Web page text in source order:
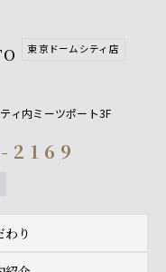
東京ドームシティ店
ィ内ミーツポート3F
2169
わり